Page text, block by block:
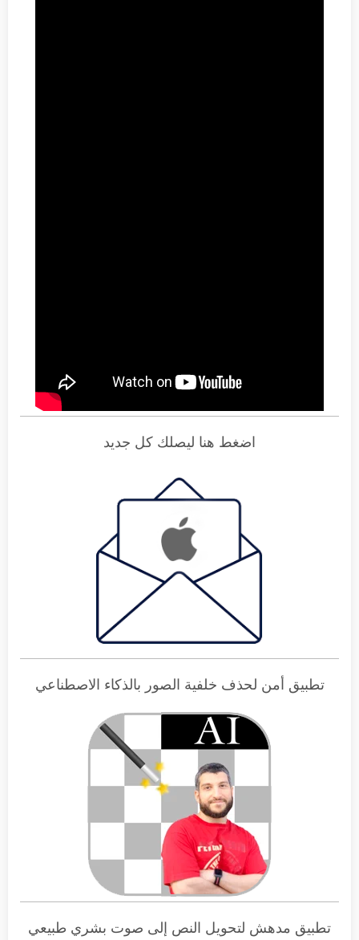
اضغط هنا ليصلك كل جديد
تطبيق أمن لحذف خلفية الصور بالذكاء الاصطناعي
تطبيق مدهش لتحويل النص إلى صوت بشري طبيعي